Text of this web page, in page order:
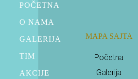
POČETNA
O NAMA
GALERIJA
TIM
AKCIJE
MAPA SAJTA
Početna
Galerija